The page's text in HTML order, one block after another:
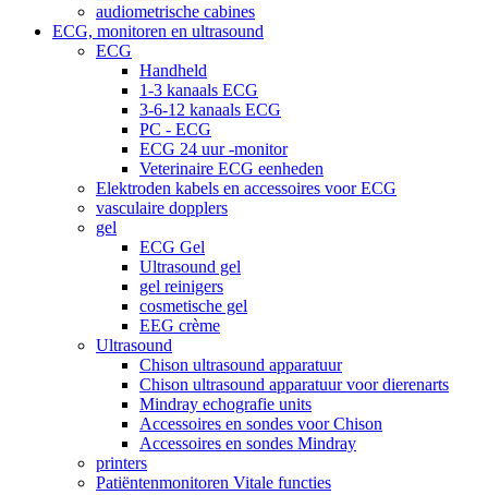
audiometrische cabines
ECG, monitoren en ultrasound
ECG
Handheld
1-3 kanaals ECG
3-6-12 kanaals ECG
PC - ECG
ECG 24 uur -monitor
Veterinaire ECG eenheden
Elektroden kabels en accessoires voor ECG
vasculaire dopplers
gel
ECG Gel
Ultrasound gel
gel reinigers
cosmetische gel
EEG crème
Ultrasound
Chison ultrasound apparatuur
Chison ultrasound apparatuur voor dierenarts
Mindray echografie units
Accessoires en sondes voor Chison
Accessoires en sondes Mindray
printers
Patiëntenmonitoren Vitale functies